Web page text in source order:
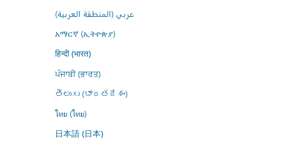
عربي (المنطقة العربية)
አማርኛ (ኢትዮጵያ)
हिन्दी (भारत)
ਪੰਜਾਬੀ (ਭਾਰਤ)
తెలుగు (భారతదేశం)
ไทย (ไทย)
日本語 (日本)